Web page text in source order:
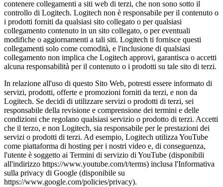
contenere collegamenti a siti web di terzi, che non sono sotto il
controllo di Logitech. Logitech non è responsabile per il contenuto o
i prodotti forniti da qualsiasi sito collegato o per qualsiasi
collegamento contenuto in un sito collegato, o per eventuali
modifiche o aggiornamenti a tali siti. Logitech ti fornisce questi
collegamenti solo come comodità, e l'inclusione di qualsiasi
collegamento non implica che Logitech approvi, garantisca o accetti
alcuna responsabilità per il contenuto o i prodotti su tale sito di terzi.
In relazione all'uso di questo Sito Web, potresti essere informato di
servizi, prodotti, offerte e promozioni forniti da terzi, e non da
Logitech. Se decidi di utilizzare servizi o prodotti di terzi, sei
responsabile della revisione e comprensione dei termini e delle
condizioni che regolano qualsiasi servizio o prodotto di terzi. Accetti
che il terzo, e non Logitech, sia responsabile per le prestazioni dei
servizi o prodotti di terzi. Ad esempio, Logitech utilizza YouTube
come piattaforma di hosting per i nostri video e, di conseguenza,
l'utente è soggetto ai Termini di servizio di YouTube (disponibili
all'indirizzo https://www.youtube.com/t/terms) inclusa l'Informativa
sulla privacy di Google (disponibile su
https://www.google.com/policies/privacy).